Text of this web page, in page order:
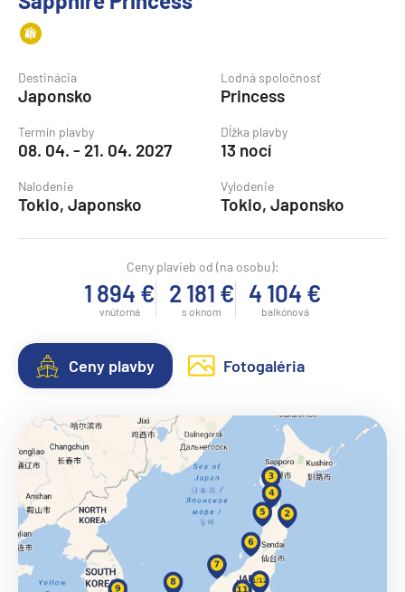
Destinácia
Japonsko
Lodná spoločnosť
Princess
Termín plavby
08. 04. - 21. 04. 2027
Dĺžka plavby
13 nocí
Nalodenie
Tokio, Japonsko
Vylodenie
Tokio, Japonsko
Ceny plavieb od (na osobu):
1 894 €
vnútorná
2 181 €
s oknom
4 104 €
balkónová
Ceny plavby Fotogaléria